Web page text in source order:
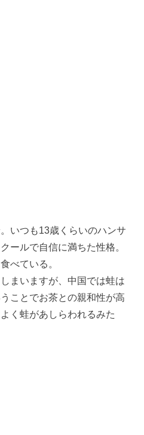
いつも13歳くらいのハンサ
ールで自信に満ちた性格。
べている。
まいますが、中国では蛙は
ことでお茶との親和性が高
く蛙があしらわれるみた